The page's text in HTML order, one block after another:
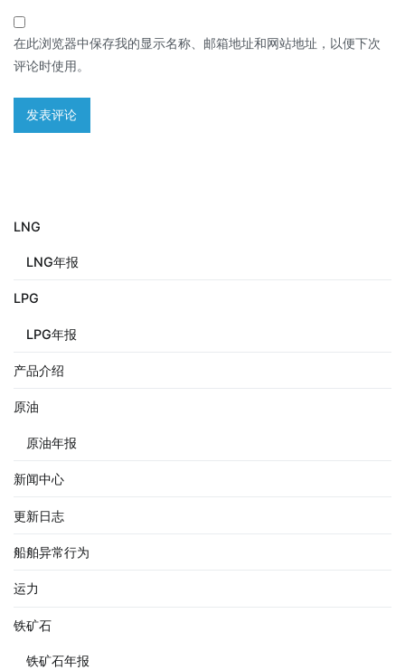
在此浏览器中保存我的显示名称、邮箱地址和网站地址，以便下次
评论时使用。
LNG
LNG年报
LPG
LPG年报
产品介绍
原油
原油年报
新闻中心
更新日志
船舶异常行为
运力
铁矿石
铁矿石年报